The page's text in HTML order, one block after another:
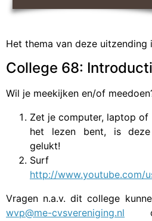
Het thema van deze uitzending
College 68:
Wil je meekijken en/of
Zet je computer, laptop
het lezen bent, is
gelukt!
Surf
http://www.youtube.com/
Vragen n.a.v. dit college
wvp@me-cvsvereniging.nl of